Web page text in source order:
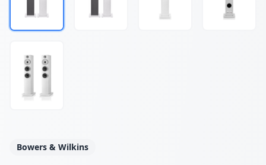
Bowers & Wilkins